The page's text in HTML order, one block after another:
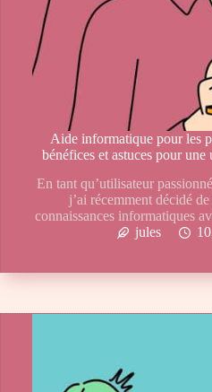
Aide informatique pour les
bénéfices et astuces pour
En tant qu’utilisateur
j’ai récemment décidé
connaissances informatiques
jules